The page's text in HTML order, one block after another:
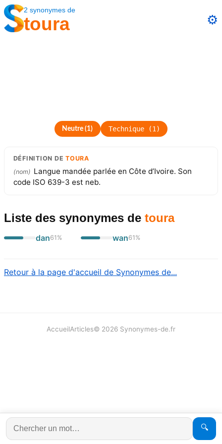
2 synonymes de
toura ⚙️
Neutre (1) Technique(1 )
DÉFINITION DETOURA
(nom) Langue mandée parlée en Côte d’Ivoire. Son
code ISO 639-3 est neb.
Liste des synonymes de toura
dan61 % wan61 %
Retour à la page d'accueil de Synonymes de...
🔍
AccueilArticles© 2026 Synonymes-de.fr